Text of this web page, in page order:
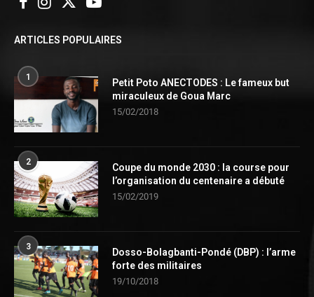
ARTICLES POPULAIRES
1
Petit Poto ANECTODES : Le fameux but
miraculeux de Goua Marc
15/02/2018
2
Coupe du monde 2030 : la course pour
l’organisation du centenaire a débuté
15/02/2019
3
Dosso-Bolagbanti-Pondé (DBP) : l’arme
forte des militaires
19/10/2018